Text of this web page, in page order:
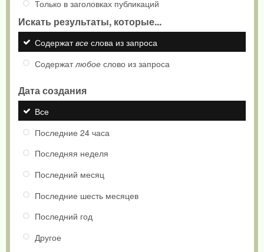
Только в заголовках публикаций
Искать результаты, которые...
Содержатвсе слова из запроса
Содержатлюбое слово из запроса
Дата создания
Все
Последние 24 часа
Последняя неделя
Последний месяц
Последние шесть месяцев
Последний год
Другое